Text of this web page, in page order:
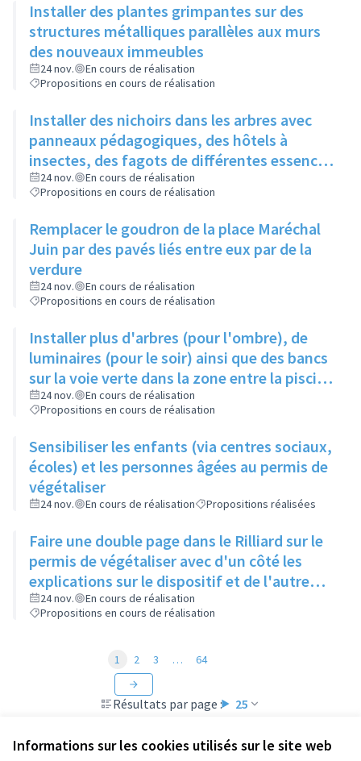
Informations sur les cookies utilisés sur le site web
Installer des plantes grimpantes sur des
structures métalliques parallèles aux murs
des nouveaux immeubles
24 nov.
En cours de réalisation
Propositions en cours de réalisation
Installer des nichoirs dans les arbres avec
panneaux pédagogiques, des hôtels à
insectes, des fagots de différentes essences
pour stimuler la biodiversité sur la place du
Château à la Roue
24 nov.
En cours de réalisation
Propositions en cours de réalisation
Remplacer le goudron de la place Maréchal
Juin par des pavés liés entre eux par de la
verdure
24 nov.
En cours de réalisation
Propositions en cours de réalisation
Installer plus d'arbres (pour l'ombre), de
luminaires (pour le soir) ainsi que des bancs
sur la voie verte dans la zone entre la piscine
et la rue de l'Industrie
24 nov.
En cours de réalisation
Propositions en cours de réalisation
Sensibiliser les enfants (via centres sociaux,
écoles) et les personnes âgées au permis de
végétaliser
24 nov. En cours de réalisation Propositions réalisées
Faire une double page dans le Rilliard sur le
permis de végétaliser avec d'un côté les
explications sur le dispositif et de l'autre
côté des exemples concrets de lieux à
investir
24 nov.
En cours de réalisation
Propositions en cours de réalisation
Résultats par page : 25
1 2 3 … 64